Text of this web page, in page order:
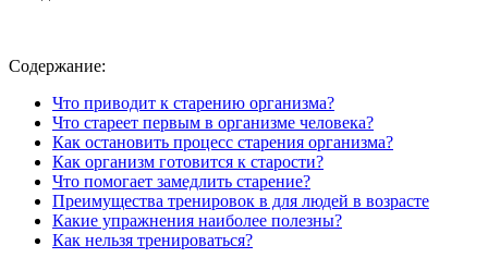
Содержание:
Что приводит к старению организма?
Что стареет первым в организме человека?
Как остановить процесс старения организма?
Как организм готовится к старости?
Что помогает замедлить старение?
Преимущества тренировок в для людей в возрасте
Какие упражнения наиболее полезны?
Как нельзя тренироваться?